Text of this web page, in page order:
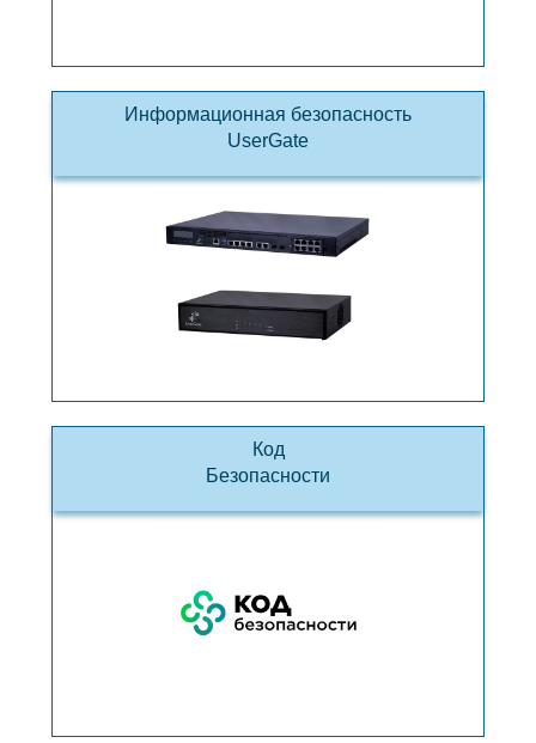
Информационная безопасность
UserGate
Код
Безопасности